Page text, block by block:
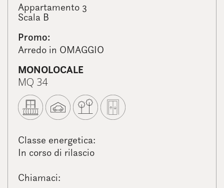
Appartamento 3
Scala B
Promo:
Arredo in OMAGGIO
MONOLOCALE
MQ 34
Classe energetica:
In corso di rilascio
Chiamaci: